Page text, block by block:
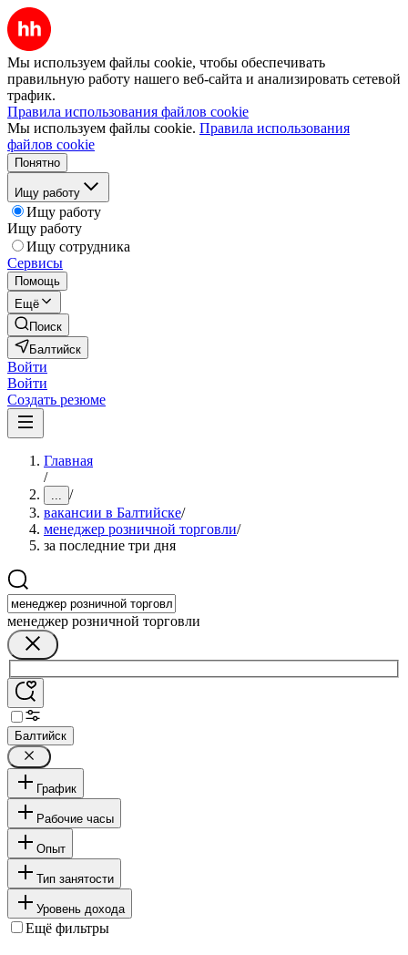
Мы используем файлы cookie, чтобы обеспечивать
правильную работу нашего веб-сайта и анализировать сетевой
трафик.
Правила использования файлов cookie
Мы используем файлы cookie. Правила использования
файлов cookie
Понятно
Ищу работу
Ищу работу
Ищу работу
Ищу сотрудника
Сервисы
Помощь
Ещё
Поиск
Балтийск
Войти
Войти
Создать резюме
Главная
/
... /
вакансии в Балтийске/
менеджер розничной торговли/
за последние три дня
менеджер розничной торговли
Балтийск
График
Рабочие часы
Опыт
Тип занятости
Уровень дохода
Ещё фильтры